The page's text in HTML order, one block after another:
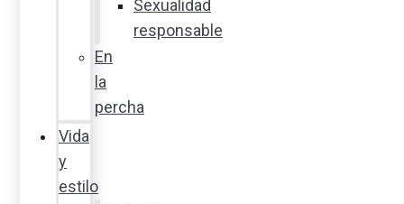
Sexualidad
responsable
En
la
percha
Vida
y
estilo